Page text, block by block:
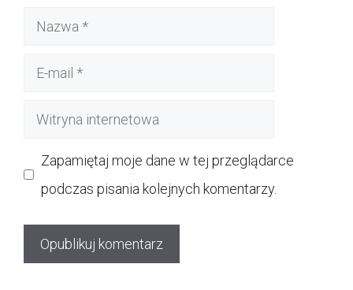
Nazwa
Witryna
Zapamiętaj moje dane w tej przeglądarce
podczas pisania kolejnych komentarzy.